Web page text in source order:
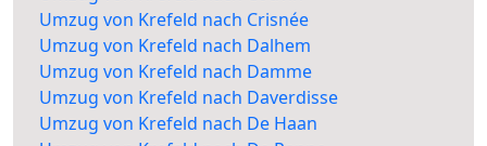
Umzug von Krefeld nach Crisnée
Umzug von Krefeld nach Dalhem
Umzug von Krefeld nach Damme
Umzug von Krefeld nach Daverdisse
Umzug von Krefeld nach De Haan